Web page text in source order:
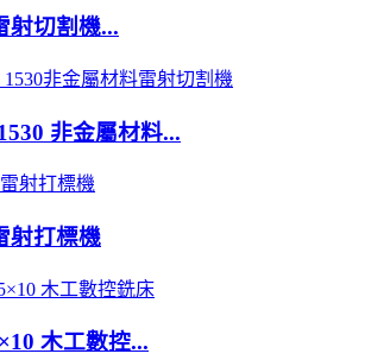
射切割機...
非金屬材料...
射打標機
木工數控...